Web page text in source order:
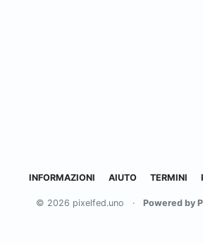
INFORMAZIONI AIUTO TERMINI
© 2026 pixelfed.uno · Powered by